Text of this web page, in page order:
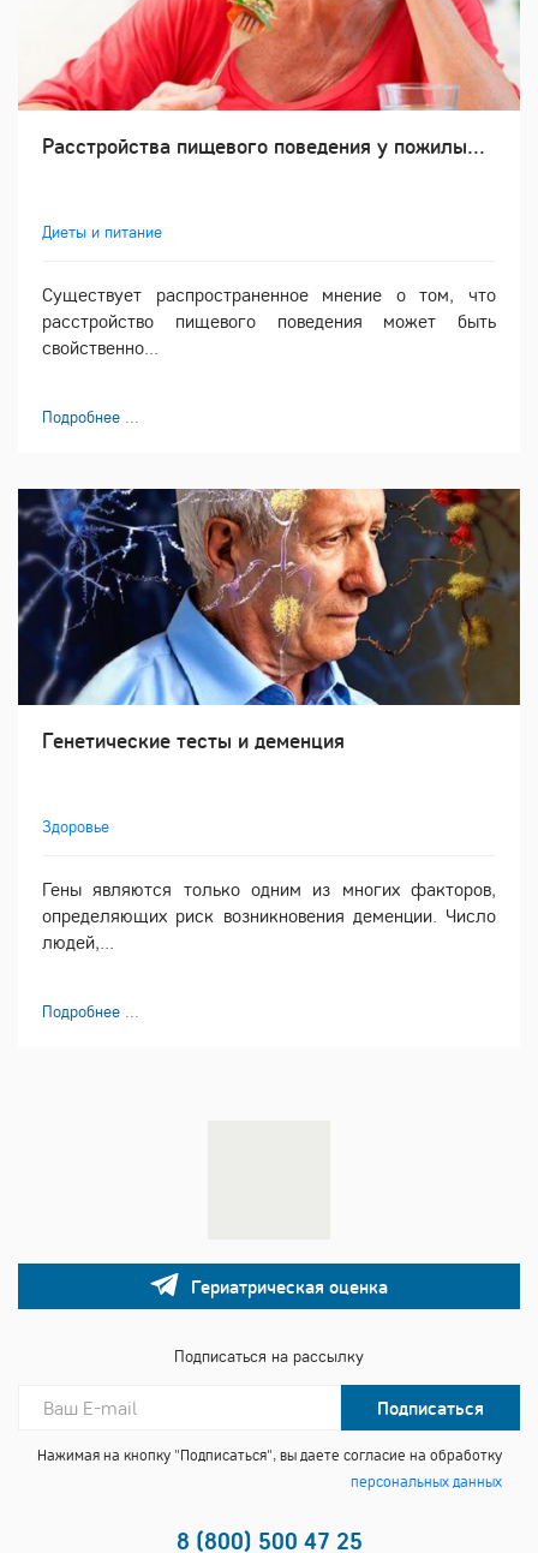
Расстройства пищевого поведения у пожилы...
Диеты и питание
Существует распространенное мнение о том, что
расстройство пищевого поведения может быть
свойственно...
Подробнее ...
Генетические тесты и деменция
Здоровье
Гены являются только одним из многих факторов,
определяющих риск возникновения деменции. Число
людей,...
Подробнее ...
Гериатрическая оценка
Подписаться на рассылку
Подписаться
Нажимая на кнопку "Подписаться", вы даете согласие на обработку
персональных данных
8 (800) 500 47 25